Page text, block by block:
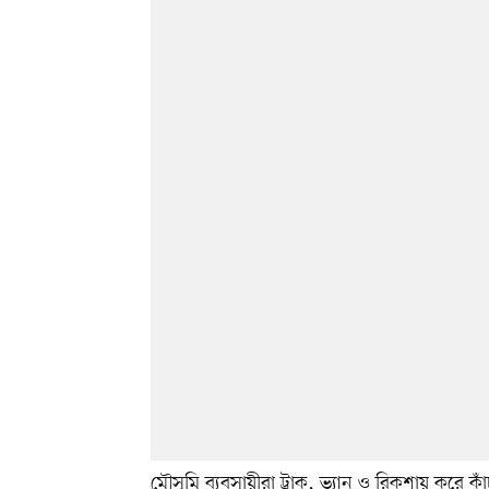
মৌসুমি ব্যবসায়ীরা ট্রাক, ভ্যান ও রিকশায় করে